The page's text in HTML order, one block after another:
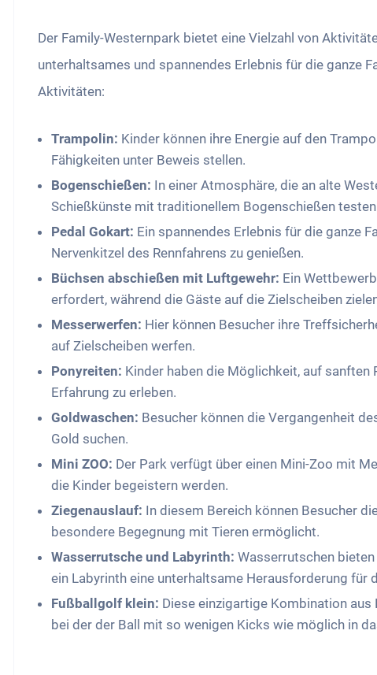
Der Family-Westernpark bietet eine Vielzahl von
unterhaltsames und spannendes Erlebnis für die ganze
Aktivitäten:
Trampolin: Kinder können ihre Energie auf den
Fähigkeiten unter Beweis stellen.
Bogenschießen: In einer Atmosphäre, die an alte
Schießkünste mit traditionellem Bogenschießen
Pedal Gokart: Ein spannendes Erlebnis für die ganze
Nervenkitzel des Rennfahrens zu genießen.
Büchsen abschießen mit Luftgewehr: Ein
erfordert, während die Gäste auf die Zielscheiben
Messerwerfen: Hier können Besucher ihre
auf Zielscheiben werfen.
Ponyreiten: Kinder haben die Möglichkeit, auf sanften
Erfahrung zu erleben.
Goldwaschen: Besucher können die Vergangenheit
Gold suchen.
Mini ZOO: Der Park verfügt über einen Mini-Zoo mit
die Kinder begeistern werden.
Ziegenauslauf: In diesem Bereich können Besucher
besondere Begegnung mit Tieren ermöglicht.
Wasserrutsche und Labyrinth: Wasserrutschen
ein Labyrinth eine unterhaltsame Herausforderung für
Fußballgolf klein: Diese einzigartige Kombination
bei der der Ball mit so wenigen Kicks wie möglich in